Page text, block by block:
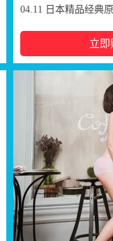
04.11 日本精品经典
立